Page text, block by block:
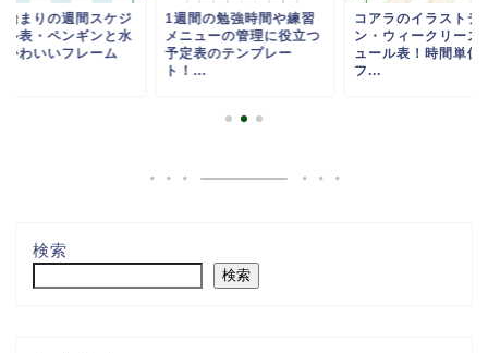
始まりの週間スケジ
ル表・ペンギンと水
かわいいフレーム
1週間の勉強時間や練習
メニューの管理に役立つ
予定表のテンプレー
ト！...
コアラのイラストデ
ン・ウィークリース
ュール表！時間単位
フ...
検索
検索